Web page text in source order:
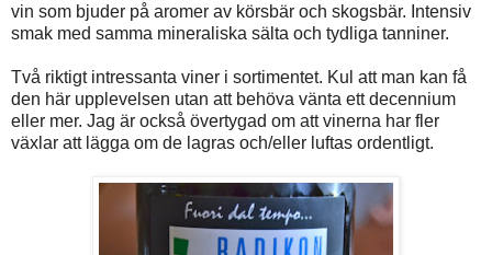
vin som bjuder på aromer av körsbär och skogsbär. Intensiv
smak med samma mineraliska sälta och tydliga tanniner.
Två riktigt intressanta viner i sortimentet. Kul att man kan få
den här upplevelsen utan att behöva vänta ett decennium
eller mer. Jag är också övertygad om att vinerna har fler
växlar att lägga om de lagras och/eller luftas ordentligt.